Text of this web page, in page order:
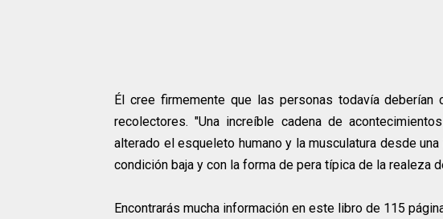
Él cree firmemente que las personas todavía
recolectores. "Una increíble cadena de
alterado el esqueleto humano y la musculatura desde
condición baja y con la forma de pera típica de la realeza
Encontrarás mucha información en este libro de 115